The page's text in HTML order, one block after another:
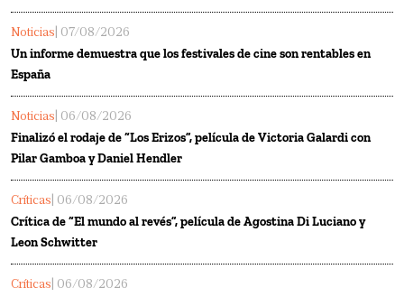
Noticias | 07/08/2026
Un informe demuestra que los festivales de cine son rentables en
España
Noticias | 06/08/2026
Finalizó el rodaje de “Los Erizos”, película de Victoria Galardi con
Pilar Gamboa y Daniel Hendler
Críticas | 06/08/2026
Crítica de “El mundo al revés”, película de Agostina Di Luciano y
Leon Schwitter
Críticas | 06/08/2026